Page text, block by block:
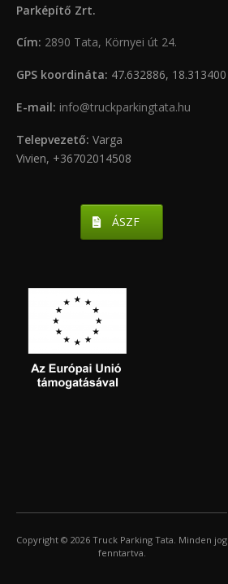
Parképítő Zrt.
Cím: 2890 Tata, Környei út 24.
GPS koordináta: 47.632886, 18.313400
E-mail: info@truckparkingtata.hu
Telepvezető: Varga
Vivien, +36702014508
ÁSZF
Copyright © 2026 Truck Parking Tata. Minden jog
fenntartva.